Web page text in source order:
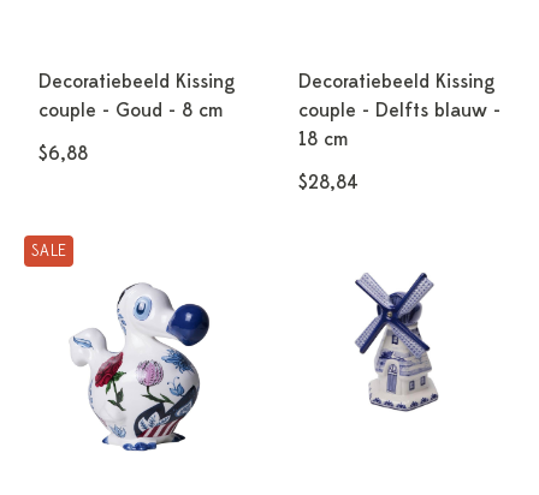
Decoratiebeeld Kissing
couple - Goud - 8 cm
$6,88
Decoratiebeeld Kissing
couple - Delfts blauw -
18 cm
$28,84
SALE